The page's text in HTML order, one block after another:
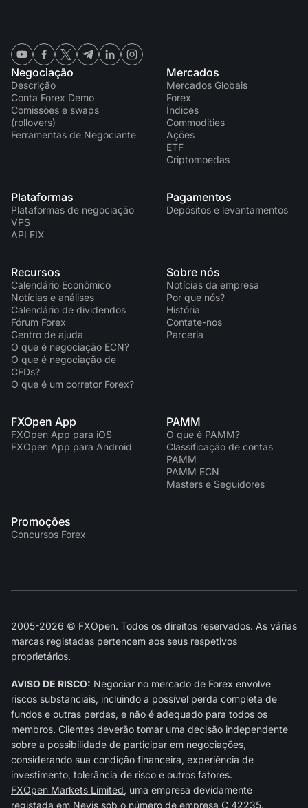
Negociação
Descrição
Conta Forex Demo
Comissões e swaps
(rollovers)
Ferramentas de Negociante
Mercados
Mercados Globais
Forex
Índices
Commodities
Ações
ETF
Criptomoedas
Plataformas
Plataformas de negociação
VPS
API FIX
Pagamentos
Depósitos e levantamentos
Recursos
Calendário Econômico
Notícias e análises
Calendário de dividendos
Fórum Forex
Centro de ajuda
O que é negociação ECN?
O que é negociação de
CFDs?
O que é um corretor Forex?
Sobre nós
Notícias da empresa
Por que nós?
História
Contate-nos
Parceria
FXOpen App
FXOpen App para iOS
FXOpen App para Android
PAMM
O que é PAMM?
Classificação de contas
PAMM
PAMM ECN
Masters e Seguidores
Promoções
Concursos Forex
2005-2026 © FXOpen. Todos os direitos reservados. As várias
marcas registadas pertencem aos seus respetivos
proprietários.
AVISO DE RISCO: Negociar no mercado de Forex envolve
riscos substanciais, incluindo a possível perda completa de
fundos e outras perdas, e não é adequado para todos os
membros. Clientes deverão tomar uma decisão independente
sobre a possibilidade de participar em negociações,
considerando sua condição financeira, experiência de
investimento, tolerância de risco e outros fatores.
FXOpen Markets Limited, uma empresa devidamente
registada em Nevis sob o número de empresa C 42235.